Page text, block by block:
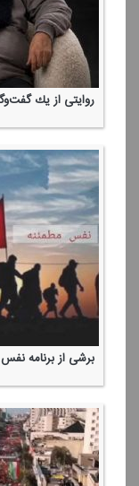
روایتی از یك
برشی از برنامه